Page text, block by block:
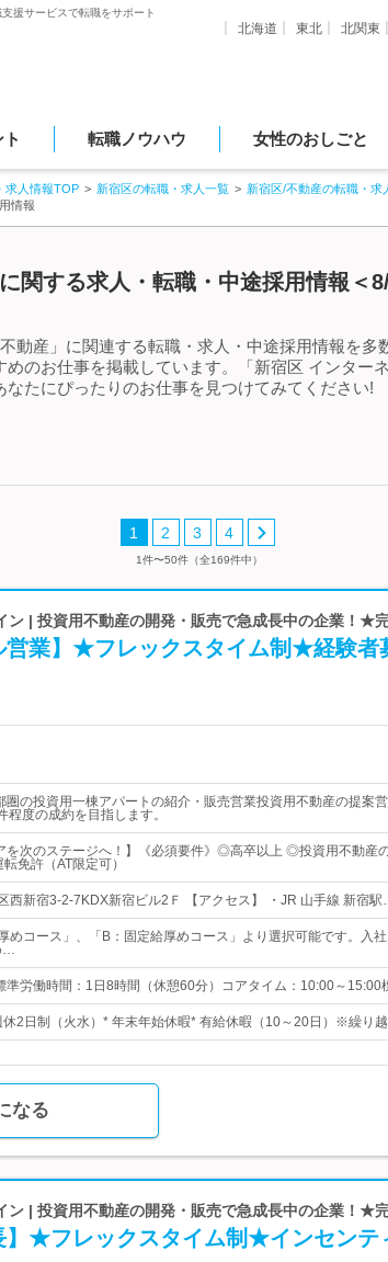
援サービスで転職をサポート
北海道 東北 北関東
転職ノウハウ 女性のおしごと
求人情報TOP 新宿区の転職・求人一覧
新宿区/不動産の転職・求
情報
関する求人・転職・中途採用情報＜
動産」に関連する転職・求人・中途採用情報を
のお仕事を掲載しています。「新宿区 インター
たにぴったりのお仕事を見つけてみてください!
1 2 3 4
1件〜50件（全169件中）
ン | 投資用不動産の開発・販売で急成長中の企業！★
営業】★フレックスタイム制★経験者
圏の投資用一棟アパートの紹介・販売営業投資用不動産の提案
度の成約を目指します。
を次のステージへ！】《必須要件》◎高卒以上 ◎投資用不動産
免許（AT限定可）
西新宿3-2-7KDX新宿ビル2Ｆ 【アクセス】 ・JR 山手線 新宿
めコース」、「B：固定給厚めコース」より選択可能です。入
…
準労働時間：1日8時間（休憩60分）コアタイム：10:00～
2日制（火水）* 年末年始休暇* 有給休暇（10～20日）※繰り
なる
ン | 投資用不動産の開発・販売で急成長中の企業！★
】★フレックスタイム制★インセンテ